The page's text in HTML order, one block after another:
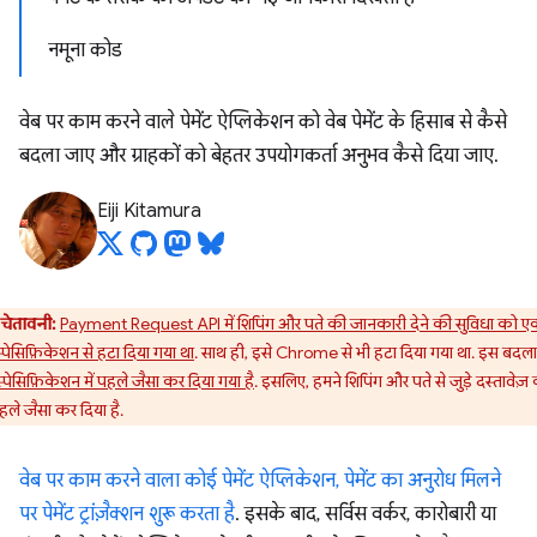
नमूना कोड
वेब पर काम करने वाले पेमेंट ऐप्लिकेशन को वेब पेमेंट के हिसाब से कैसे
बदला जाए और ग्राहकों को बेहतर उपयोगकर्ता अनुभव कैसे दिया जाए.
Eiji Kitamura
चेतावनी:Payment Request API में शिपिंग और पते की जानकारी देने की सुविधा को
से हटा दिया गया था. साथ ही, इसे Chrome से भी हटा दिया गया था. इस
में पहले जैसा कर दिया गया है. इसलिए, हमने शिपिंग और पते से जुड़े दस्तावेज़
जैसा कर दिया है.
वेब पर काम करने वाला कोई पेमेंट ऐप्लिकेशन, पेमेंट का अनुरोध मिलने
पर पेमेंट ट्रांज़ैक्शन शुरू करता है. इसके बाद, सर्विस वर्कर, कारोबारी या